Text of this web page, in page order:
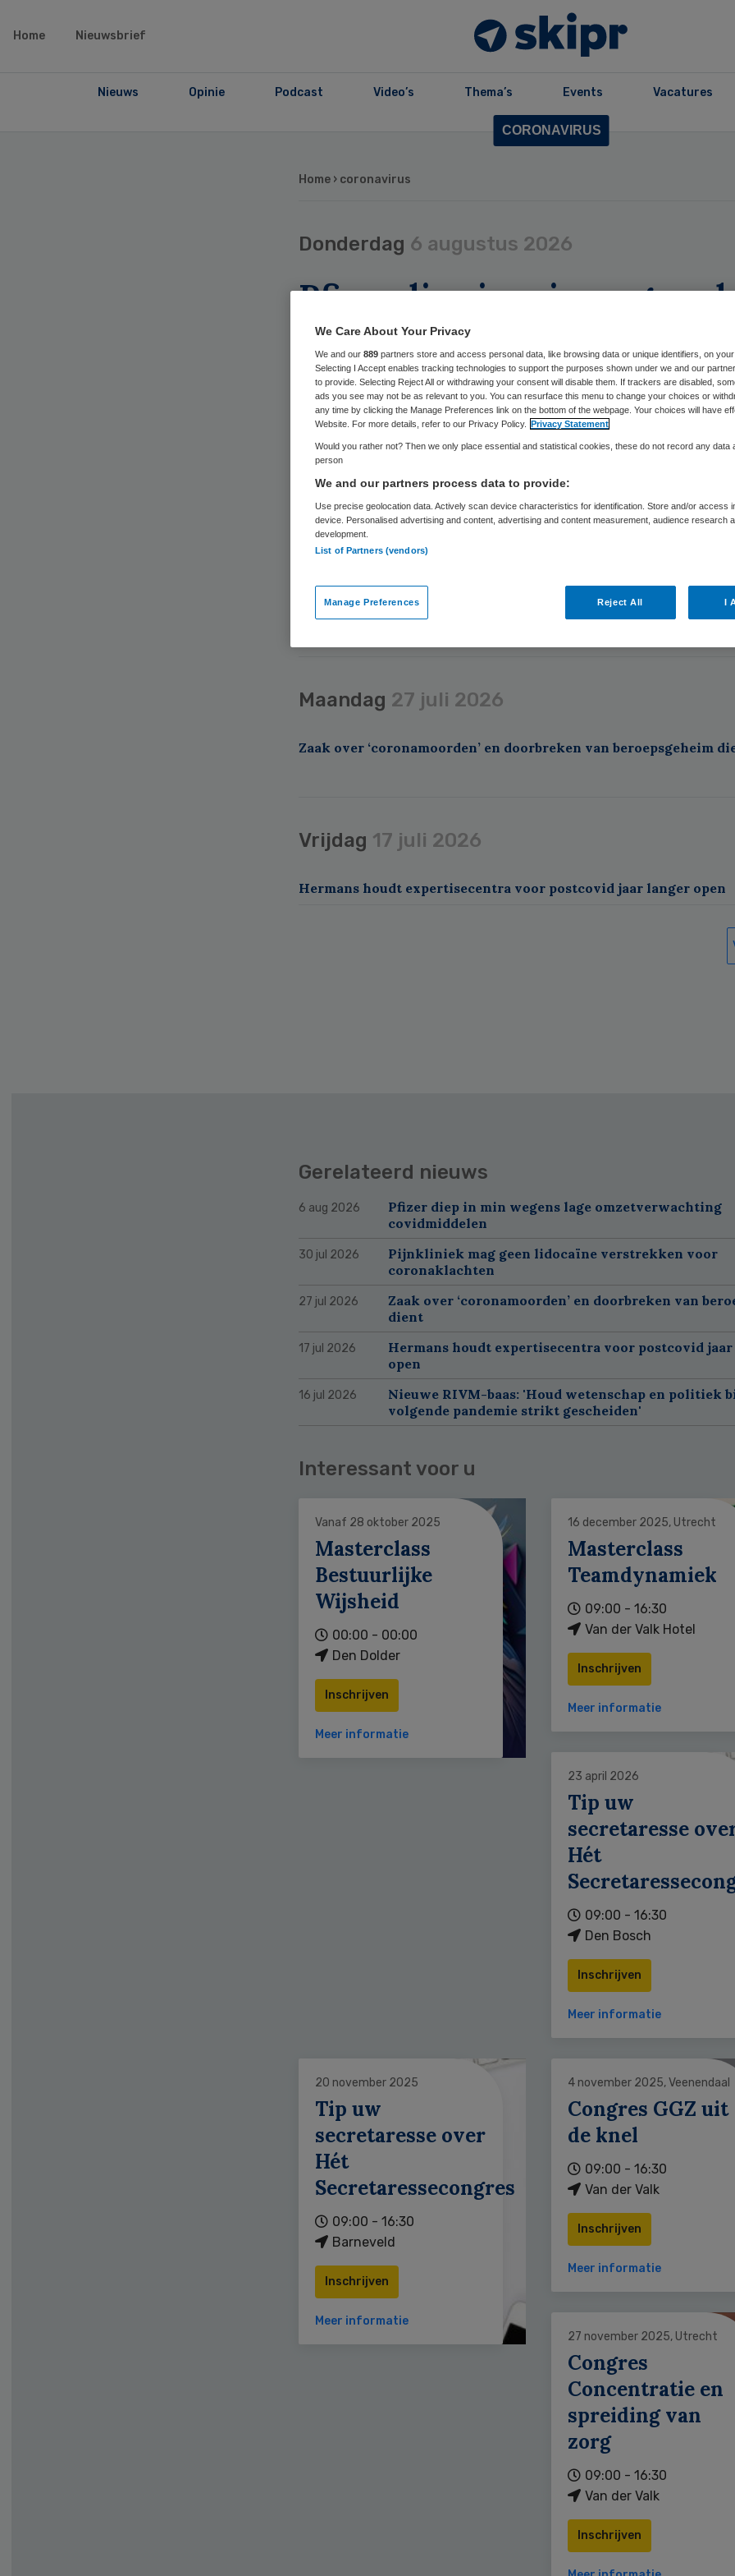
Home Nieuwsbrief
Nieuws Opinie Podcast Video’s Thema’s Events Vacatures
Home › coronavirus
CORONAVIRUS
Donderdag 6 augustus 2026
Pfizer diep in min wegens
omzetverwachting
covidmiddelen
De Amerikaanse farmaceut Pfizer, die in de afgelopen jaren miljarden
aan zijn coronamiddelen, ziet de financiële resultaten nu
Lees meer
Donderdag30 juli 2026
Pijnkliniek mag geen lidocaïne verstrekken voor
Maandag 27 juli 2026
Zaak over ‘coronamoorden’ en doorbreken van beroepsgeheim
Vrijdag 17 juli 2026
Hermans houdt expertisecentra voor postcovid jaar langer open
Gerelateerd nieuws
6 aug 2026
Pfizer diep in min wegens lage omzetverwachting
covidmiddelen
30 jul 2026
Pijnkliniek mag geen lidocaïne verstrekken voor
coronaklachten
27 jul 2026
Zaak over ‘coronamoorden’ en doorbreken van
dient
17 jul 2026
Hermans houdt expertisecentra voor postcovid
open
16 jul 2026
Nieuwe RIVM-baas: 'Houd wetenschap en politiek
volgende pandemie strikt gescheiden'
Interessant voor u
Vanaf 28 oktober 2025
Masterclass
Bestuurlijke
Wijsheid
00:00 - 00:00
Den Dolder
Inschrijven
Meer informatie
16 december 2025, Utrecht
Masterclass
Teamdynamiek
09:00 - 16:30
Van der Valk Hotel
Inschrijven
Meer informatie
23 april 2026
Tip uw
secretaresse
Hét
09:00 - 16:30
Den Bosch
Inschrijven
Meer informatie
20 november 2025
Tip uw
secretaresse over
Hét
Secretaressecongres
09:00 - 16:30
Barneveld
Inschrijven
Meer informatie
4 november 2025, Veenendaal
Congres GGZ uit
de knel
09:00 - 16:30
Van der Valk
Inschrijven
Meer informatie
27 november 2025, Utrecht
Congres
Concentratie en
spreiding van
zorg
09:00 - 16:30
Van der Valk
Inschrijven
We Care About Your Privacy
We and our 889 partners store and access personal data, like browsing data or unique identifiers, on
Selecting I Accept enables tracking technologies to support the purposes shown under we and our
to provide. Selecting Reject All or withdrawing your consent will disable them. If trackers are disabled,
ads you see may not be as relevant to you. You can resurface this menu to change your choices or
any time by clicking the Manage Preferences link on the bottom of the webpage. Your choices will have
Website. For more details, refer to our Privacy Policy.
Privacy Statement
Would you rather not? Then we only place essential and statistical cookies, these do not record any data
person
We and our partners process data to provide:
Use precise geolocation data. Actively scan device characteristics for identification. Store and/or access
device. Personalised advertising and content, advertising and content measurement, audience research
development.
List of Partners (vendors)
Manage Preferences Reject All I